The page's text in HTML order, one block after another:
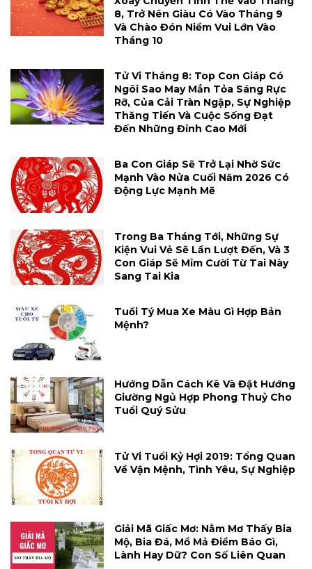
8, Trở Nên Giàu Có Vào Tháng 9
Và Chào Đón Niềm Vui Lớn Vào
Tháng 10
Tử Vi Tháng 8: Top Con Giáp Có
Ngôi Sao May Mắn Tỏa Sáng Rực
Rỡ, Của Cải Tràn Ngập, Sự Nghiệp
Thăng Tiến Và Cuộc Sống Đạt
Đến Những Đỉnh Cao Mới
Ba Con Giáp Sẽ Trở Lại Nhờ Sức
Mạnh Vào Nửa Cuối Năm 2026 Có
Động Lực Mạnh Mẽ
Trong Ba Tháng Tới, Những Sự
Kiện Vui Vẻ Sẽ Lần Lượt Đến, Và 3
Con Giáp Sẽ Mỉm Cười Từ Tai Này
Sang Tai Kia
Tuổi Tý Mua Xe Màu Gì Hợp Bản
Mệnh?
Hướng Dẫn Cách Kê Và Đặt Hướng
Giường Ngủ Hợp Phong Thuỷ Cho
Tuổi Quý Sửu
Tử Vi Tuổi Kỷ Hợi 2019: Tổng Quan
Về Vận Mệnh, Tình Yêu, Sự Nghiệp
Giải Mã Giấc Mơ: Nằm Mơ Thấy Bia
Mộ, Bia Đá, Mồ Mả Điềm Báo Gì,
Lành Hay Dữ? Con Số Liên Quan